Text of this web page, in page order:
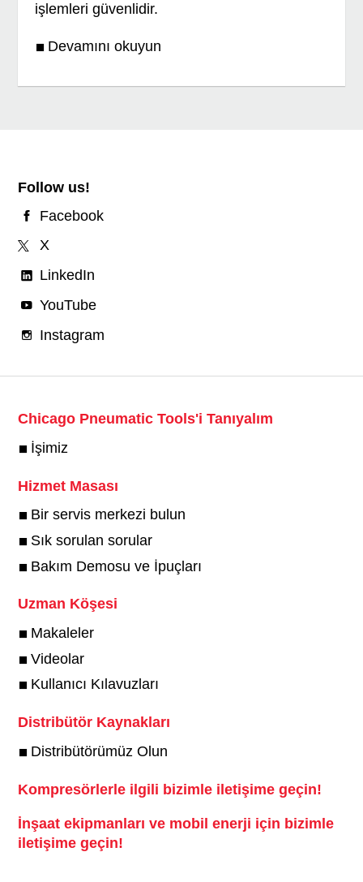
işlemleri güvenlidir.
Devamını okuyun
Follow us!
Facebook
X
LinkedIn
YouTube
Instagram
Chicago Pneumatic Tools'i Tanıyalım
İşimiz
Hizmet Masası
Bir servis merkezi bulun
Sık sorulan sorular
Bakım Demosu ve İpuçları
Uzman Köşesi
Makaleler
Videolar
Kullanıcı Kılavuzları
Distribütör Kaynakları
Distribütörümüz Olun
Kompresörlerle ilgili bizimle iletişime geçin!
İnşaat ekipmanları ve mobil enerji için bizimle
iletişime geçin!